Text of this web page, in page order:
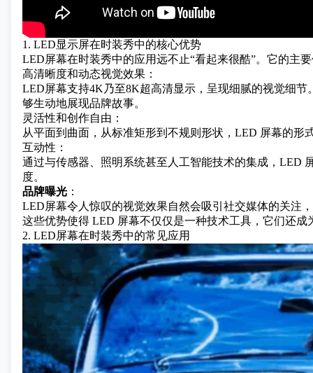
1. LED显示屏在时装秀中的核心优势
LED屏幕在时装秀中的应用远不止“看起来很酷”。它的主
高清晰度和动态视觉效果：
LED屏幕支持4K乃至8K超高清显示，呈现细腻的视觉细
够生动地展现品牌故事。
灵活性和创作自由：
从平面到曲面，从标准矩形到不规则形状，LED 屏幕的
互动性：
通过与传感器、照明系统甚至人工智能技术的集成，LED
度。
品牌曝光 ：
LED屏幕令人惊叹的视觉效果自然会吸引社交媒体的关注
这些优势使得 LED 屏幕不仅仅是一种技术工具，它们还
2. LED屏幕在时装秀中的常见应用